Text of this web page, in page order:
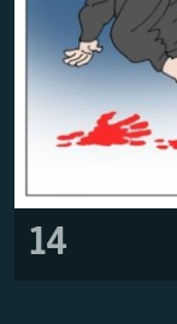
14